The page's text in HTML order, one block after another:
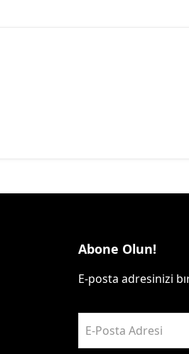
Abone Olun!
E-posta adresinizi
E-Posta Adresi